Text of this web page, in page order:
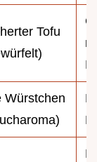
Tofu
Würstchen